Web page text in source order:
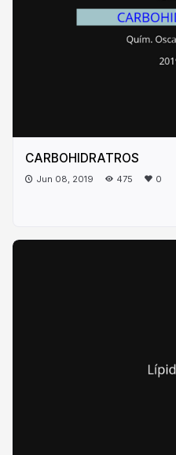
CARBOHIDRATROS
Jun 08, 2019 475 0